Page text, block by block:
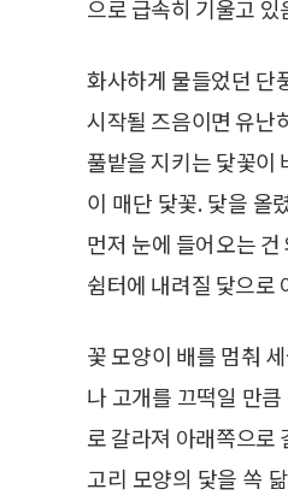
으로 급속히 기울고
화사하게 물들었던 단
시작될 즈음이면 유난
풀밭을 지키는 닻꽃이
이 매단 닻꽃. 닻을 올
먼저 눈에 들어오는
쉼터에 내려질 닻으로
꽃 모양이 배를 멈춰
나 고개를 끄떡일 만
로 갈라져 아래쪽으로
고리 모양의 닻을 쏙